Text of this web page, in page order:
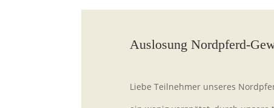
Auslosung Nordpferd-
Liebe Teilnehmer unseres